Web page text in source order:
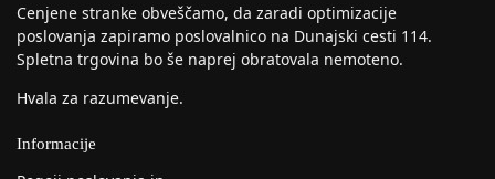
Cenjene stranke obveščamo, da zaradi optimizacije
poslovanja zapiramo poslovalnico na Dunajski cesti 114.
Spletna trgovina bo še naprej obratovala nemoteno.
Hvala za razumevanje.
Informacije